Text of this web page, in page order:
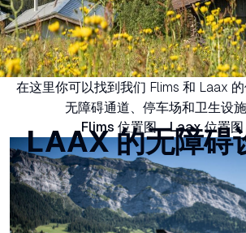
LAAX 的无障碍
在这里你可以找到我们 Flims 和 Laax
无障碍通道、停车场和卫生设施
Flims 位置图 Laax 位置图